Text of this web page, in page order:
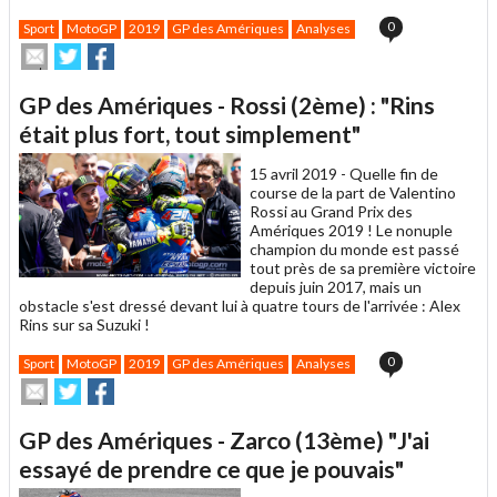
Sport MotoGP 2019 GP des Amériques Analyses 0
Envoyer
cet
à
un
ami
Partager
sur
sur
GP des Amériques - Rossi (2ème) : "Rins
était plus fort, tout simplement"
15 avril 2019 - Quelle fin de
course de la part de Valentino
Rossi au Grand Prix des
Amériques 2019 ! Le nonuple
champion du monde est passé
tout près de sa première victoire
depuis juin 2017, mais un
obstacle s'est dressé devant lui à quatre tours de l'arrivée : Alex
Rins sur sa Suzuki !
Sport MotoGP 2019 GP des Amériques Analyses 0
Envoyer
cet
à
un
ami
Partager
sur
sur
GP des Amériques - Zarco (13ème) "J'ai
essayé de prendre ce que je pouvais"